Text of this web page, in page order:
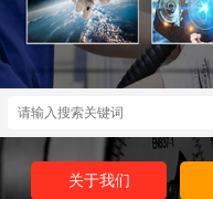
关于我们